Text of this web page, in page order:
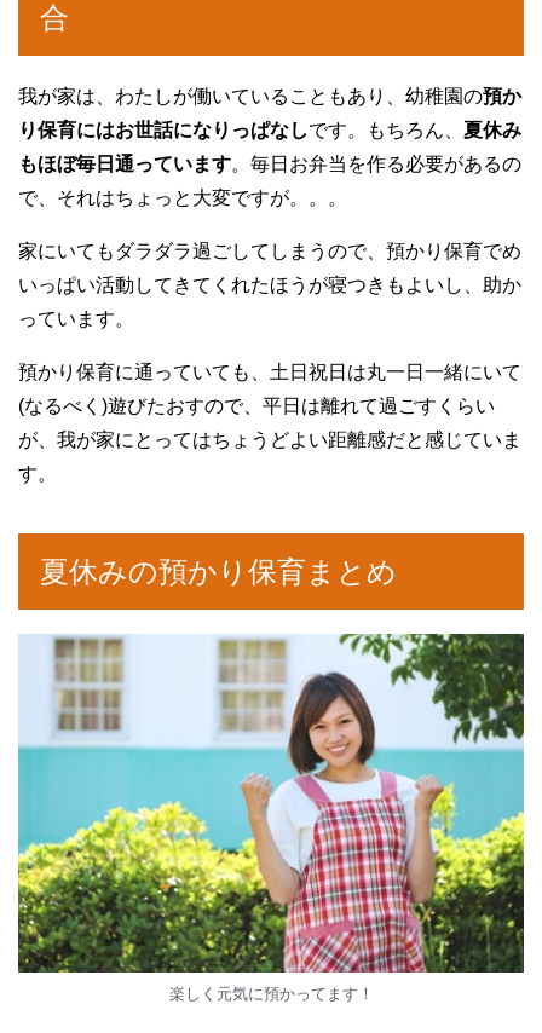
合
我が家は、わたしが働いていることもあり、幼稚園の預か
り保育にはお世話になりっぱなしです。もちろん、 夏休み
もほぼ毎日通っています。毎日お弁当を作る必要があるの
で、それはちょっと大変ですが。。。
家にいてもダラダラ過ごしてしまうので、預かり保育でめ
いっぱい活動してきてくれたほうが寝つきもよいし、助か
っています。
預かり保育に通っていても、土日祝日は丸一日一緒にいて
(なるべく)遊びたおすので、平日は離れて過ごすくらい
が、我が家にとってはちょうどよい距離感だと感じていま
す。
夏休みの預かり保育まとめ
楽しく元気に預かってます！